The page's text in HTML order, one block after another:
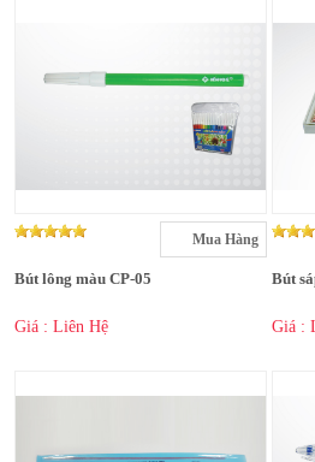
Mua Hàng
Bút lông màu CP-05
Giá : Liên Hệ
Bút
Giá :